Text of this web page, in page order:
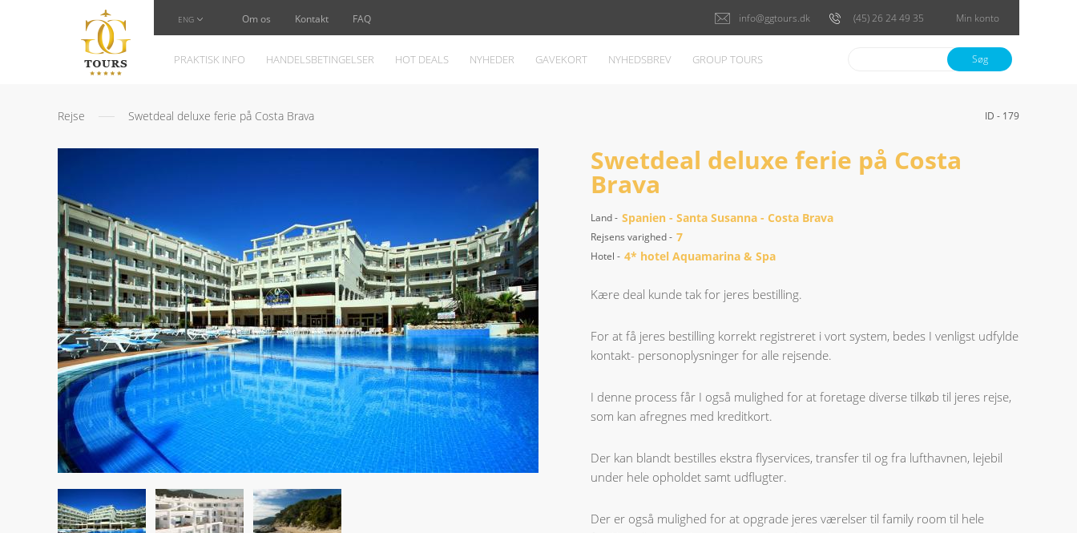
ENG Om os Kontakt FAQ info@ggtours.dk (45) 26 24 49 35 Min konto
PRAKTISK INFO HANDELSBETINGELSER HOT DEALS NYHEDER GAVEKORT NYHEDSBREV GROUP TOURS Søg
Rejse Swetdeal deluxe ferie på Costa Brava ID - 179
Swetdeal deluxe ferie på Costa
Brava
Land - Spanien - Santa Susanna - Costa Brava
Rejsens varighed - 7
Hotel - 4* hotel Aquamarina & Spa
Kære deal kunde tak for jeres bestilling.
For at få jeres bestilling korrekt registreret i vort system, bedes I venligst udfylde
kontakt- personoplysninger for alle rejsende.
I denne process får I også mulighed for at foretage diverse tilkøb til jeres rejse,
som kan afregnes med kreditkort.
Der kan blandt bestilles ekstra flyservices, transfer til og fra lufthavnen, lejebil
under hele opholdet samt udflugter.
Der er også mulighed for at opgrade jeres værelser til family room til hele